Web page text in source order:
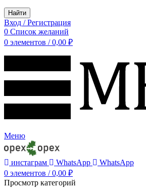
Найти
Вход / Регистрация
0 Список желаний
0 элементов / 0,00 ₽
Меню
инстаграм WhatsApp
WhatsApp
0 элементов / 0,00 ₽
Просмотр категорий